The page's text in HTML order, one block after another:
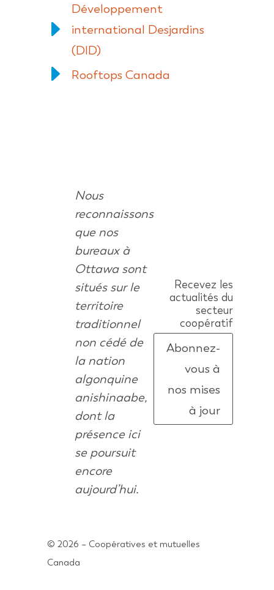
E
Développement
international Desjardins
(DID)
E Rooftops Canada
Nous
reconnaissons
que nos
bureaux à
Ottawa sont
situés sur le
territoire
traditionnel
non cédé de
la nation
algonquine
anishinaabe,
dont la
présence ici
se poursuit
encore
aujourd’hui.
Recevez les
actualités du
secteur
coopératif
Abonnez-
vous à
nos mises
à jour
© 2026 – Coopératives et mutuelles
Canada